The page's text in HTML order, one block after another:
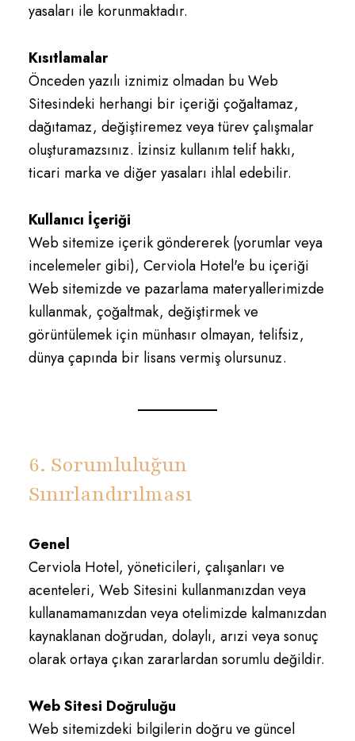
yasaları ile korunmaktadır.
Kısıtlamalar
Önceden yazılı iznimiz olmadan bu Web
Sitesindeki herhangi bir içeriği çoğaltamaz,
dağıtamaz, değiştiremez veya türev çalışmalar
oluşturamazsınız. İzinsiz kullanım telif hakkı,
ticari marka ve diğer yasaları ihlal edebilir.
Kullanıcı İçeriği
Web sitemize içerik göndererek (yorumlar veya
incelemeler gibi), Cerviola Hotel'e bu içeriği
Web sitemizde ve pazarlama materyallerimizde
kullanmak, çoğaltmak, değiştirmek ve
görüntülemek için münhasır olmayan, telifsiz,
dünya çapında bir lisans vermiş olursunuz.
6. Sorumluluğun
Sınırlandırılması
Genel
Cerviola Hotel, yöneticileri, çalışanları ve
acenteleri, Web Sitesini kullanmanızdan veya
kullanamamanızdan veya otelimizde kalmanızdan
kaynaklanan doğrudan, dolaylı, arızi veya sonuç
olarak ortaya çıkan zararlardan sorumlu değildir.
Web Sitesi Doğruluğu
Web sitemizdeki bilgilerin doğru ve güncel